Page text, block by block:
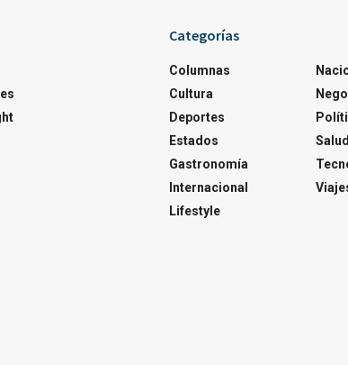
Categorías
Columnas
Cultura
Deportes
Estados
Gastronomía
Internacional
Lifestyle
Salud